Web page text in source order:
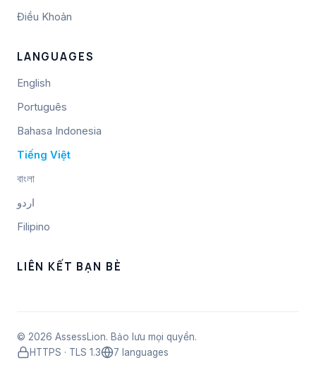
Điều Khoản
LANGUAGES
English
Português
Bahasa Indonesia
Tiếng Việt
বাংলা
اردو
Filipino
LIÊN KẾT BẠN BÈ
© 2026 AssessLion. Bảo lưu mọi quyền.
HTTPS · TLS 1.3
7 languages